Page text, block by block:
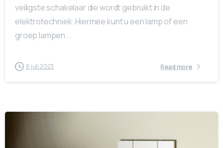
veiligste schakelaar die wordt gebruikt in de
elektrotechniek. Hiermee kunt u een lamp of een
groep lampen...
6 juli 2023 Read more